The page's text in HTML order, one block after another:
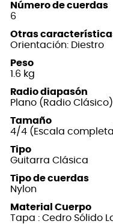
Número de cuerdas
6
Otras
Orientación: Diestro
Peso
1.6 kg
Radio diapasón
Plano (Radio Clásico)
Tamaño
4/4 (Escala
Tipo
Guitarra Clásica
Tipo de cuerdas
Nylon
Material Cuerpo
Tapa : Cedro Sólido